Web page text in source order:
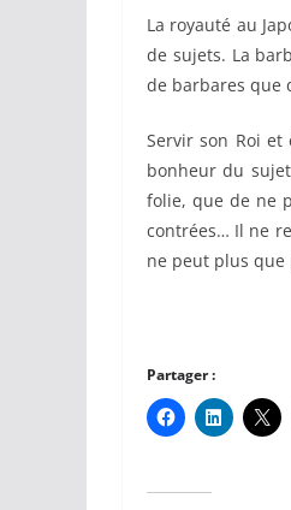
La royauté au
de sujets. La
de barbares que
Servir son Roi
bonheur du
folie, que de ne
contrées… Il ne
ne peut plus
Partager :